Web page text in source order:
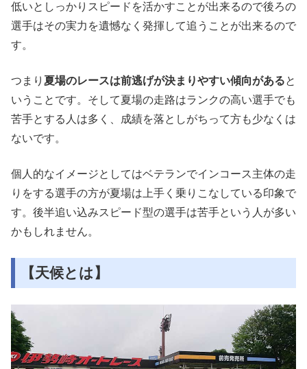
低いとしっかりスピードを活かすことが出来るので後ろの
選手はその実力を遺憾なく発揮して追うことが出来るので
す。
つまり 夏場のレースは前逃げが決まりやすい傾向があると
いうことです。そして夏場の走路はランクの高い選手でも
苦手とする人は多く、成績を落としがちって方も少なくは
ないです。
個人的なイメージとしてはベテランでインコース主体の走
りをする選手の方が夏場は上手く乗りこなしている印象で
す。後半追い込みスピード型の選手は苦手という人が多い
かもしれません。
【天候とは】